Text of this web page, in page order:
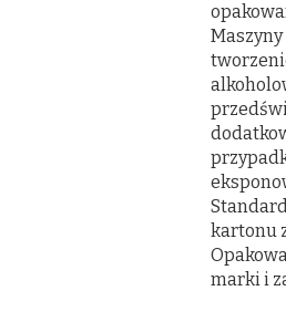
kartonu
marki i